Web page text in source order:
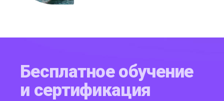
Бесплатное обучение
и сертификация